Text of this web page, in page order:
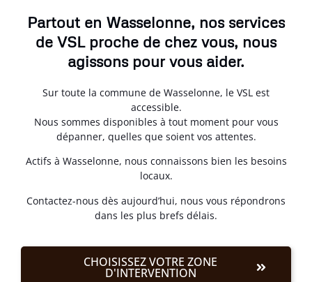
Partout en Wasselonne, nos services
de VSL proche de chez vous, nous
agissons pour vous aider.
Sur toute la commune de Wasselonne, le VSL est
accessible.
Nous sommes disponibles à tout moment pour vous
dépanner, quelles que soient vos attentes.
Actifs à Wasselonne, nous connaissons bien les besoins
locaux.
Contactez-nous dès aujourd’hui, nous vous répondrons
dans les plus brefs délais.
CHOISISSEZ VOTRE ZONE
D'INTERVENTION